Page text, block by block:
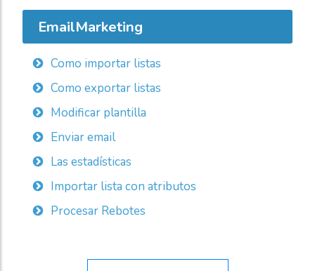
EmailMarketing
Como importar listas
Como exportar listas
Modificar plantilla
Enviar email
Las estadísticas
Importar lista con atributos
Procesar Rebotes